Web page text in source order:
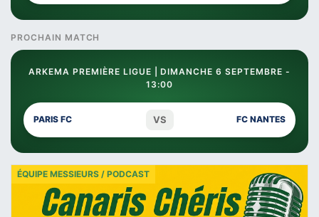
PROCHAIN MATCH
ARKEMA PREMIÈRE LIGUE | DIMANCHE 6 SEPTEMBRE -
13:00
PARIS FC VS FC NANTES
ÉQUIPE MESSIEURS / PODCAST